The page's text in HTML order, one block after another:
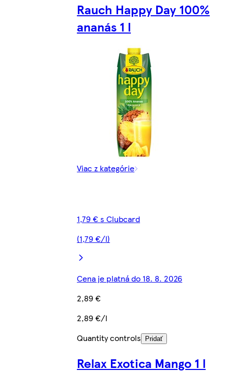
Rauch Happy Day 100%
ananás 1 l
Viac z kategórie
1,79 € s Clubcard
(1,79 €/l)
Cena je platná do 18. 8. 2026
2,89 €
2,89 €/l
Quantity controls
Pridať
Relax Exotica Mango 1 l